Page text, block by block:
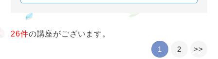
26件の講座がございます。
1
2 >>